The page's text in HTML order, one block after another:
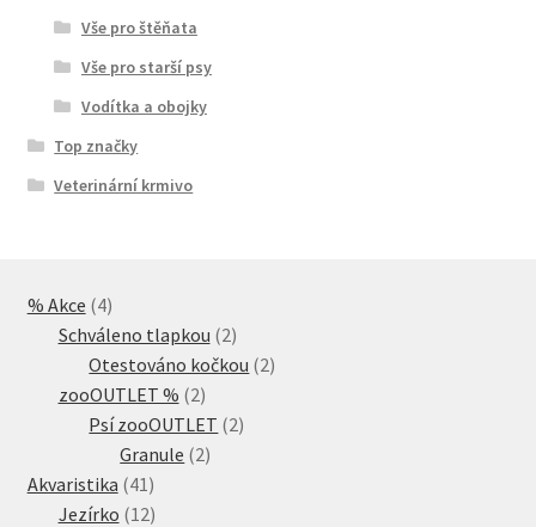
Vše pro štěňata
Vše pro starší psy
Vodítka a obojky
Top značky
Veterinární krmivo
% Akce 44
produkty
Schváleno tlapkou 22
produkty
Otestováno kočkou 22
zooOUTLET % 22
produkty
Psí zooOUTLET 22
Granule 22
Akvaristika 41 41
produktů
Jezírko 1212